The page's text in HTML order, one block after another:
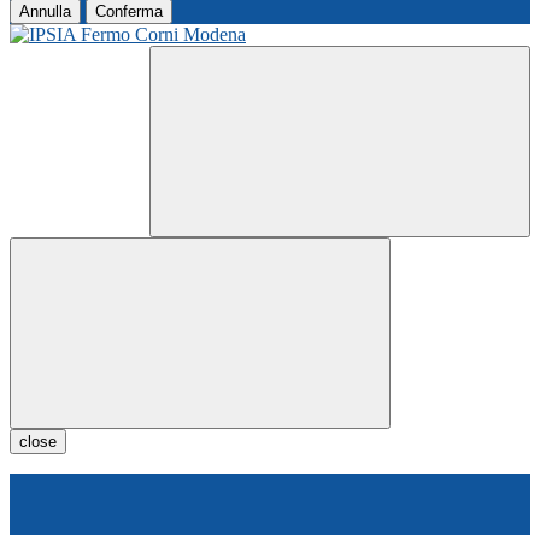
Annulla Conferma
close